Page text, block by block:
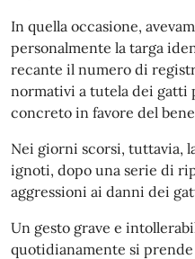
In quella occasione,
personalmente la targa
recante il numero di
normativi a tutela dei gatti
concreto in favore del
Nei giorni scorsi, tuttavia,
ignoti, dopo una serie di
aggressioni ai danni dei
Un gesto grave e
quotidianamente si